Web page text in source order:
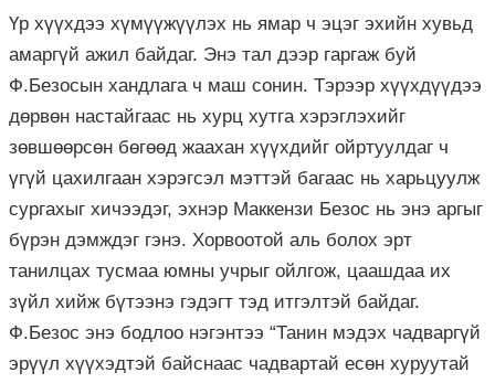
Үр хүүхдээ хүмүүжүүлэх нь ямар ч эцэг эхийн хувьд
амаргүй ажил байдаг. Энэ тал дээр гаргаж буй
Ф.Безосын хандлага ч маш сонин. Тэрээр хүүхдүүдээ
дөрвөн настайгаас нь хурц хутга хэрэглэхийг
зөвшөөрсөн бөгөөд жаахан хүүхдийг ойртуулдаг ч
үгүй цахилгаан хэрэгсэл мэттэй багаас нь харьцуулж
сургахыг хичээдэг, эхнэр Маккензи Безос нь энэ аргыг
бүрэн дэмждэг гэнэ. Хорвоотой аль болох эрт
танилцах тусмаа юмны учрыг ойлгож, цаашдаа их
зүйл хийж бүтээнэ гэдэгт тэд итгэлтэй байдаг.
Ф.Безос энэ бодлоо нэгэнтээ “Танин мэдэх чадваргүй
эрүүл хүүхэдтэй байснаас чадвартай есөн хуруутай